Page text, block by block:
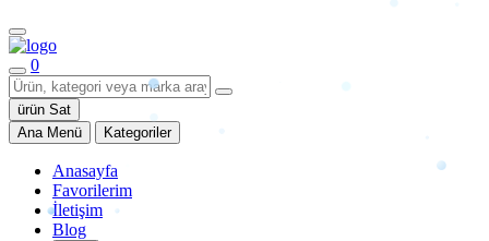
0
ürün Sat
Ana Menü
Kategoriler
Anasayfa
Favorilerim
İletişim
Blog